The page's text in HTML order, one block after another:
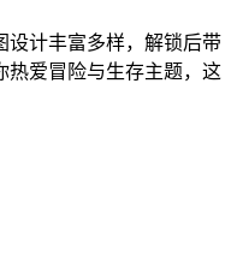
设计丰富多样，解锁后带
热爱冒险与生存主题，这